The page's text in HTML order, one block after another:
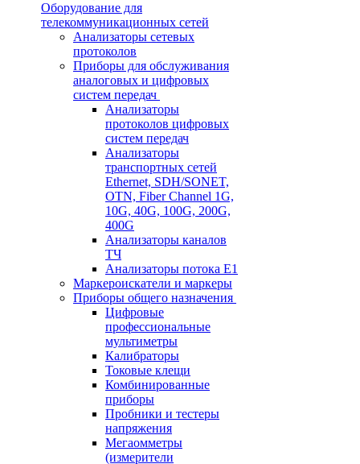
Оборудование для
телекоммуникационных сетей
Анализаторы сетевых
протоколов
Приборы для обслуживания
аналоговых и цифровых
систем передач
Анализаторы
протоколов цифровых
систем передач
Анализаторы
транспортных сетей
Ethernet, SDH/SONET,
OTN, Fiber Channel 1G,
10G, 40G, 100G, 200G,
400G
Анализаторы каналов
ТЧ
Анализаторы потока Е1
Маркероискатели и маркеры
Приборы общего назначения
Цифровые
профессиональные
мультиметры
Калибраторы
Токовые клещи
Комбинированные
приборы
Пробники и тестеры
напряжения
Мегаомметры
(измерители